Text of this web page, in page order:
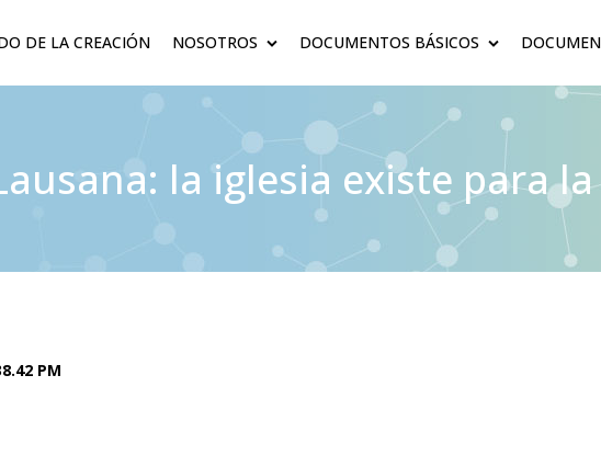
DE LA CREACIÓN NOSOTROS DOCUMENTOS BÁSICOS
la iglesia existe para